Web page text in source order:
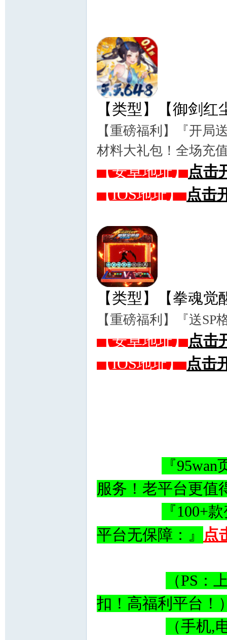
【类型】【御剑
【重磅福利】『开局
材料大礼包！全场充
【安卓地址】点击
【IOS地址】点击
【类型】【拳魂
【重磅福利】『送
【安卓地址】点击
【IOS地址】点击
『
服务！老平台更值
『100+
平台无保障：』 点
（PS
扣！高福利平台
（手机,